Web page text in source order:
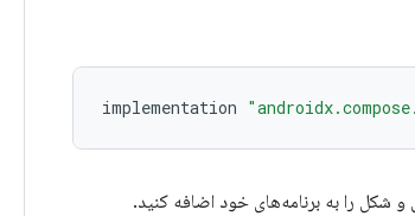
implementation
شکل را به برنامه‌های خود اضافه کنید.